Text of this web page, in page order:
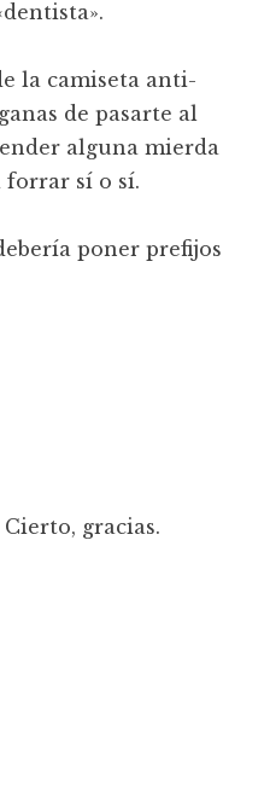
la camiseta anti-
de pasarte al
alguna mierda
forrar sí o sí.
poner prefijos
Cierto, gracias.